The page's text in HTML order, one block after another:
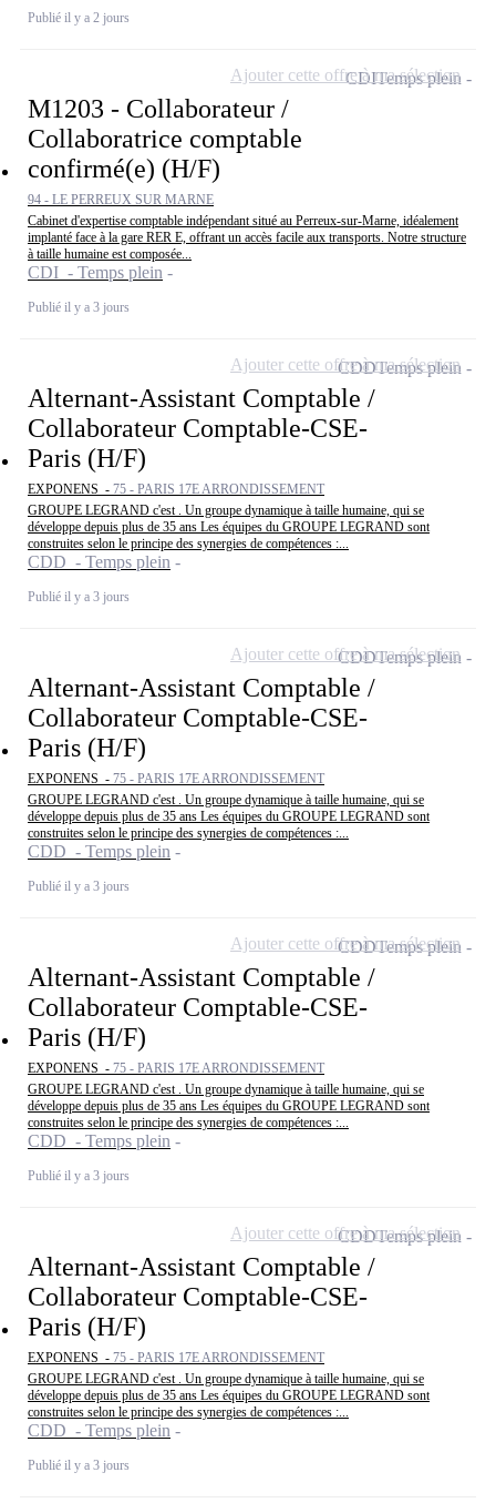
Publié il y a 2 jours
M1203 - Collaborateur /
Collaboratrice comptable
confirmé(e) (H/F)
94 - LE PERREUX SUR MARNE
Cabinet d'expertise comptable indépendant situé au Perreux-sur-Marne, idéalement
implanté face à la gare RER E, offrant un accès facile aux transports. Notre structure
à taille humaine est composée...
CDI - Temps plein
Publié il y a 3 jours
CDITemps plein
Ajouter cette offre à ma sélection
Alternant-Assistant Comptable /
Collaborateur Comptable-CSE-
Paris (H/F)
EXPONENS - 75 - PARIS 17E ARRONDISSEMENT
GROUPE LEGRAND c'est . Un groupe dynamique à taille humaine, qui se
développe depuis plus de 35 ans Les équipes du GROUPE LEGRAND sont
construites selon le principe des synergies de compétences :...
CDD - Temps plein
Publié il y a 3 jours
CDDTemps plein
Ajouter cette offre à ma sélection
Alternant-Assistant Comptable /
Collaborateur Comptable-CSE-
Paris (H/F)
EXPONENS - 75 - PARIS 17E ARRONDISSEMENT
GROUPE LEGRAND c'est . Un groupe dynamique à taille humaine, qui se
développe depuis plus de 35 ans Les équipes du GROUPE LEGRAND sont
construites selon le principe des synergies de compétences :...
CDD - Temps plein
Publié il y a 3 jours
CDDTemps plein
Ajouter cette offre à ma sélection
Alternant-Assistant Comptable /
Collaborateur Comptable-CSE-
Paris (H/F)
EXPONENS - 75 - PARIS 17E ARRONDISSEMENT
GROUPE LEGRAND c'est . Un groupe dynamique à taille humaine, qui se
développe depuis plus de 35 ans Les équipes du GROUPE LEGRAND sont
construites selon le principe des synergies de compétences :...
CDD - Temps plein
Publié il y a 3 jours
CDDTemps plein
Ajouter cette offre à ma sélection
Alternant-Assistant Comptable /
Collaborateur Comptable-CSE-
Paris (H/F)
EXPONENS - 75 - PARIS 17E ARRONDISSEMENT
GROUPE LEGRAND c'est . Un groupe dynamique à taille humaine, qui se
développe depuis plus de 35 ans Les équipes du GROUPE LEGRAND sont
construites selon le principe des synergies de compétences :...
CDD - Temps plein
Publié il y a 3 jours
CDDTemps plein
Ajouter cette offre à ma sélection